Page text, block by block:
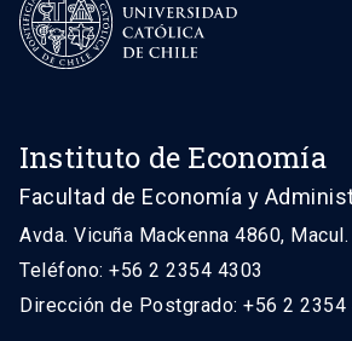
Instituto de Economía
Facultad de Economía y
Avda. Vicuña Mackenna 4860,
Teléfono: +56 2 2354 4303
Dirección de Postgrado: +56 2 2354